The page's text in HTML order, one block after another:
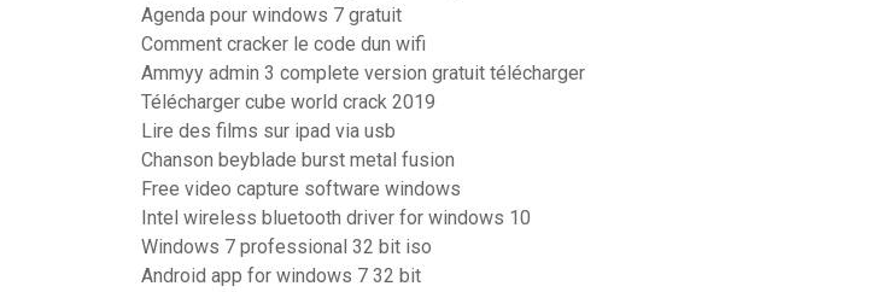
Agenda pour windows 7 gratuit
Comment cracker le code dun wifi
Ammyy admin 3 complete version gratuit télécharger
Télécharger cube world crack 2019
Lire des films sur ipad via usb
Chanson beyblade burst metal fusion
Free video capture software windows
Intel wireless bluetooth driver for windows 10
Windows 7 professional 32 bit iso
Android app for windows 7 32 bit